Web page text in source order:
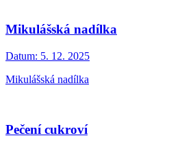
Mikulášská nadílka
Datum: 5. 12. 2025
Mikulášská nadílka
Pečení cukroví